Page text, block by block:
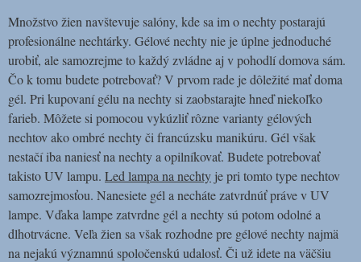
Množstvo žien navštevuje salóny, kde sa im o nechty postarajú
profesionálne nechtárky. Gélové nechty nie je úplne jednoduché
urobiť, ale samozrejme to každý zvládne aj v pohodlí domova sám.
Čo k tomu budete potrebovať? V prvom rade je dôležité mať doma
gél. Pri kupovaní gélu na nechty si zaobstarajte hneď niekoľko
farieb. Môžete si pomocou vykúzliť rôzne varianty gélových
nechtov ako ombré nechty či francúzsku manikúru. Gél však
nestačí iba naniesť na nechty a opilníkovať. Budete potrebovať
takisto UV lampu. Led lampa na nechty je pri tomto type nechtov
samozrejmosťou. Nanesiete gél a necháte zatvrdnúť práve v UV
lampe. Vďaka lampe zatvrdne gél a nechty sú potom odolné a
dlhotrvácne. Veľa žien sa však rozhodne pre gélové nechty najmä
na nejakú významnú spoločenskú udalosť. Či už idete na väčšiu